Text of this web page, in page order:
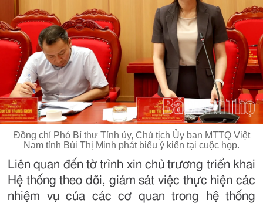
Đồng chí Phó Bí thư Tỉnh ủy, Chủ tịch Ủy ban MTTQ Việt
Nam tỉnh Bùi Thị Minh phát biểu ý kiến tại cuộc họp.
Liên quan đến tờ trình xin chủ trương triển khai
Hệ thống theo dõi, giám sát việc thực hiện các
nhiệm vụ của các cơ quan trong hệ thống